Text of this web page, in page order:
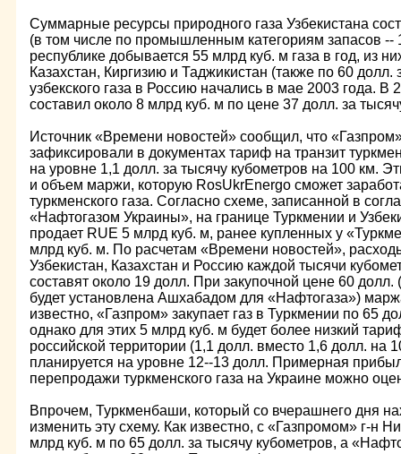
Суммарные ресурсы природного газа Узбекистана
(в том числе по промышленным категориям запасов --
республике добывается 55 млрд куб. м газа в год, из
Казахстан, Киргизию и Таджикистан (также по 60 долл.
узбекского газа в Россию начались в мае 2003 года. В
составил около 8 млрд куб. м по цене 37 долл. за
Источник «Времени новостей» сообщил, что
зафиксировали в документах тариф на транзит
на уровне 1,1 долл. за тысячу кубометров на 100 км.
и объем маржи, которую RosUkrEnergo сможет
туркменского газа. Согласно схеме, записанной в
«Нафтогазом Украины», на границе Туркмении и
продает RUE 5 млрд куб. м, ранее купленных у
млрд куб. м. По расчетам «Времени новостей»,
Узбекистан, Казахстан и Россию каждой тысячи
составят около 19 долл. При закупочной цене 60 долл.
будет установлена Ашхабадом для «Нафтогаза»)
известно, «Газпром» закупает газ в Туркмении по 65
однако для этих 5 млрд куб. м будет более низкий
российской территории (1,1 долл. вместо 1,6 долл. на
планируется на уровне 12--13 долл. Примерная
перепродажи туркменского газа на Украине можно
Впрочем, Туркменбаши, который со вчерашнего дня
изменить эту схему. Как известно, с «Газпромом» г-н
млрд куб. м по 65 долл. за тысячу кубометров, а